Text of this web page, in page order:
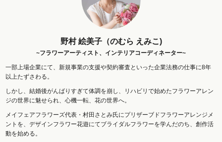
野村 絵美子（のむら えみこ)
~フラワーアーティスト、インテリアコーディネーター~
一部上場企業にて、新規事業の支援や契約審査といった企業法務の仕事に8年
以上たずさわる。
しかし、結婚後がんばりすぎて体調を崩し、リハビリで始めたフラワーアレン
ジの世界に魅せられ、心機一転、花の世界へ。
メイフェアフラワーズ代表・村田さとみ氏にプリザーブドフラワーアレンジメ
ントを、デザインフラワー花遊にてブライダルフラワーを学んだのち、創作活
動を始める。